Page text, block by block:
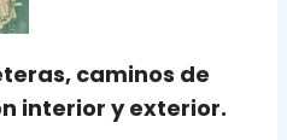
caminos de
interior y exterior.